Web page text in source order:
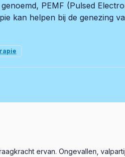
PEMF (Pulsed
kan helpen bij de genezing
ervan. Ongevallen,